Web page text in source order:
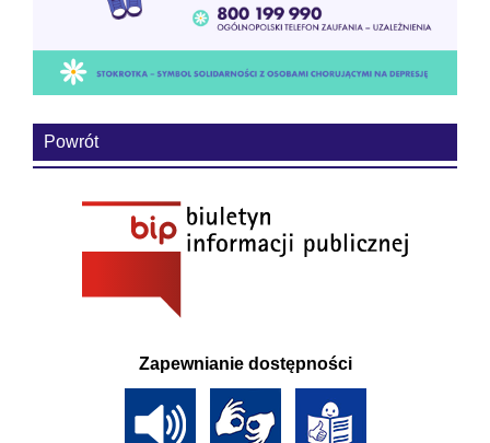
Powrót
Zapewnianie dostępności